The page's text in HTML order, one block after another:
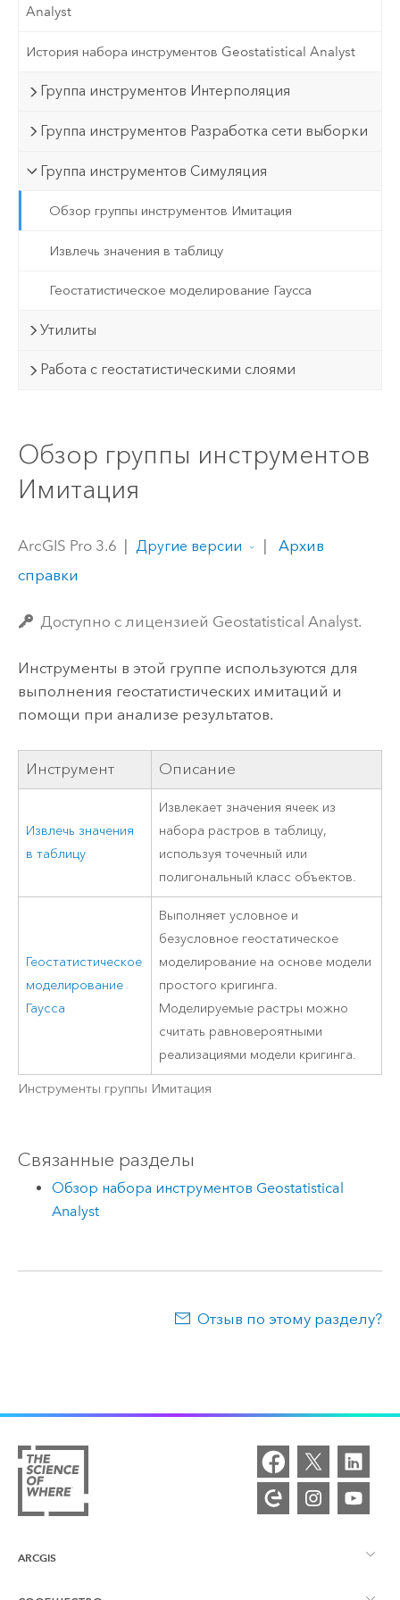
Analyst
История набора инструментов Geostatistical Analyst
Группа инструментов Интерполяция
Группа инструментов Разработка сети выборки
Группа инструментов Симуляция
Обзор группы инструментов Имитация
Извлечь значения в таблицу
Геостатистическое моделирование Гаусса
Утилиты
Работа с геостатистическими слоями
Обзор группы инструментов
Имитация
ArcGIS Pro 3.6 Другие версии
Архив
справки
Доступно с лицензией Geostatistical Analyst.
Инструменты в этой группе используются для
выполнения геостатистических имитаций и
помощи при анализе результатов.
Инструмент Описание
Извлечь значения
в таблицу
Извлекает значения ячеек из
набора растров в таблицу,
используя точечный или
полигональный класс объектов.
Геостатистическое
моделирование
Гаусса
Выполняет условное и
безусловное геостатическое
моделирование на основе модели
простого кригинга.
Моделируемые растры можно
считать равновероятными
реализациями модели кригинга.
Инструменты группы Имитация
Связанные разделы
Обзор набора инструментов Geostatistical
Analyst
Отзыв по этому разделу?
ARCGIS